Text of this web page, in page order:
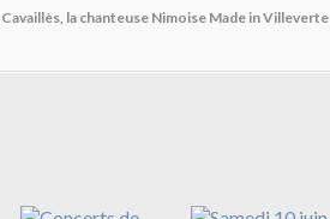
la chanteuse Nimoise Made in Villeverte